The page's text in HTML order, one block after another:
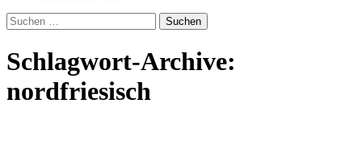
Suchen
nach:
Schlagwort-Archive:
nordfriesisch